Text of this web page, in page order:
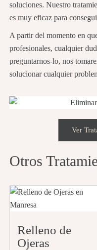
soluciones. Nuestro
es muy eficaz para
A partir del momento en
profesionales, cualquier
preguntarnos-lo, nos
solucionar cualquier
Ver
Otros
Relleno de
Ojeras